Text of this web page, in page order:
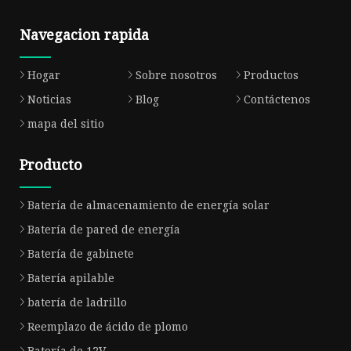
Navegacion rapida
Hogar Sobre nosotros
Productos
Noticias
Blog
Contáctenos
mapa del sitio
Producto
Batería de almacenamiento de energía solar
Batería de pared de energía
Batería de gabinete
Batería apilable
batería de ladrillo
Reemplazo de ácido de plomo